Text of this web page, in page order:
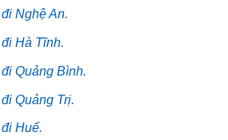
Nghệ An.
Hà Tĩnh.
Quảng Bình.
Quảng Trị.
Huế.